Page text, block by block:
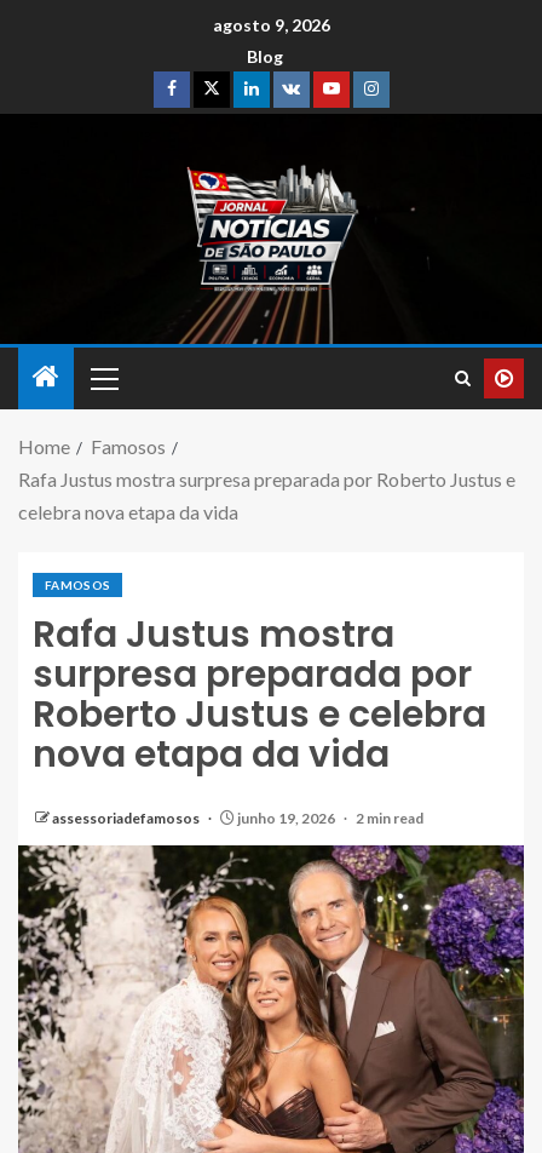
agosto 9, 2026
Blog
Home
Famosos
Rafa Justus mostra surpresa preparada por Roberto Justus e
celebra nova etapa da vida
FAMOSOS
Rafa Justus mostra
surpresa preparada por
Roberto Justus e celebra
nova etapa da vida
assessoriadefamosos junho 19, 2026 2 min read